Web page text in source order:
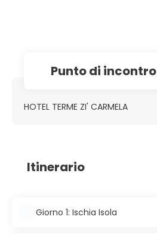
Punto di incontro
HOTEL TERME ZI' CARMELA
Itinerario
Giorno 1: Ischia Isola